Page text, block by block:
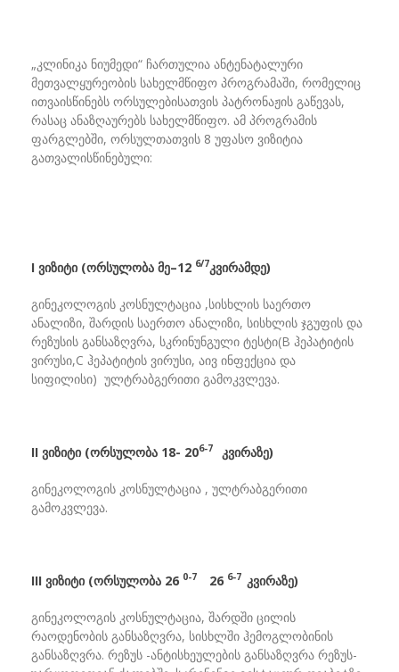
„კლინიკა ნიუმედი“ ჩართულია ანტენატალური
მეთვალყურეობის სახელმწიფო პროგრამაში, რომელიც
ითვაისწინებს ორსულებისათვის პატრონაჟის გაწევას,
რასაც ანაზღაურებს სახელმწიფო. ამ პროგრამის
ფარგლებში, ორსულთათვის 8 უფასო ვიზიტია
გათვალისწინებული:
I ვიზიტი (ორსულობა მე–12 6/7კვირამდე)
გინეკოლოგის კოსნულტაცია ,სისხლის საერთო
ანალიზი, შარდის საერთო ანალიზი, სისხლის ჯგუფის და
რეზუსის განსაზღვრა, სკრინუნგული ტესტი(B ჰეპატიტის
ვირუსი,C ჰეპატიტის ვირუსი, აივ ინფექცია და
სიფილისი) ულტრაბგერითი გამოკვლევა.
II ვიზიტი (ორსულობა 18- 206-7 კვირაზე)
გინეკოლოგის კოსნულტაცია , ულტრაბგერითი
გამოკვლევა.
III ვიზიტი (ორსულობა 26 0-7 26 6-7 კვირაზე)
გინეკოლოგის კოსნულტაცია, შარდში ცილის
რაოდენობის განსაზღვრა, სისხლში ჰემოგლობინის
განსაზღვრა. რეზუს -ანტისხეულების განსაზღვრა რეზუს-